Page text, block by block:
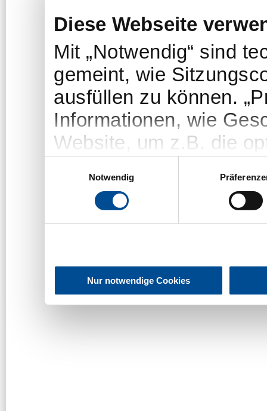
Diese Webseite
Mit „Notwendig“ sind
gemeint, wie
ausfüllen zu können.
Informationen, wie
Website, um z.B. die
welche Themen/
um das Angebot der
Notwendig
Nur notwendige Cookies